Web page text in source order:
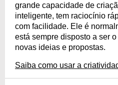
grande capacidade de
inteligente, tem raciocínio
com facilidade. Ele é
está sempre disposto a ser
novas ideias e propostas.
Saiba como usar a